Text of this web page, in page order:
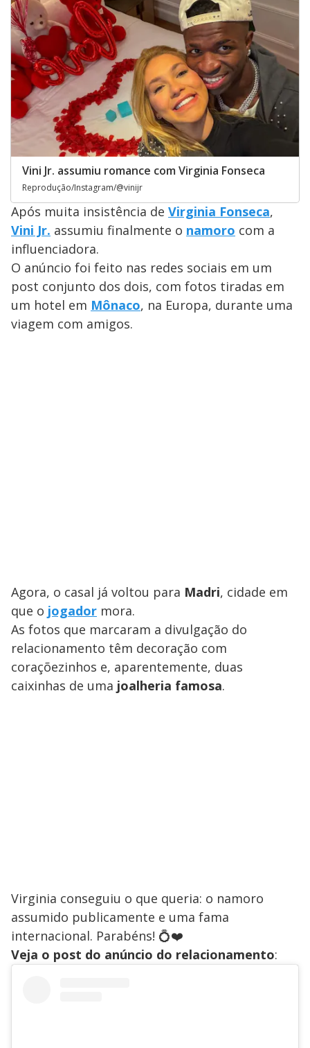
Vini Jr. assumiu romance com Virginia Fonseca
Reprodução/Instagram/@vinijr
Após muita insistência de Virginia Fonseca,
Vini Jr. assumiu finalmente o namoro com a
influenciadora.
O anúncio foi feito nas redes sociais em um
post conjunto dos dois, com fotos tiradas em
um hotel em Mônaco, na Europa, durante uma
viagem com amigos.
Agora, o casal já voltou para Madri, cidade em
que o jogador mora.
As fotos que marcaram a divulgação do
relacionamento têm decoração com
coraçõezinhos e, aparentemente, duas
caixinhas de uma joalheria famosa.
Virginia conseguiu o que queria: o namoro
assumido publicamente e uma fama
internacional. Parabéns! 💍❤️
Veja o post do anúncio do relacionamento: